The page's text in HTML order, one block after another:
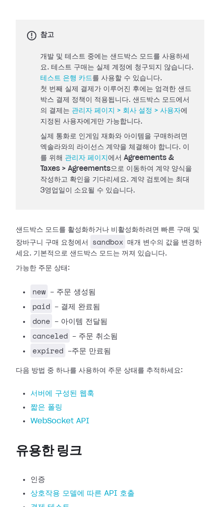
참고
개발 및 테스트 중에는 샌드박스 모드를 사용하세
요. 테스트 구매는 실제 계정에 청구되지 않습니다.
테스트 은행 카드를 사용할 수 있습니다.
첫 번째 실제 결제가 이루어진 후에는 엄격한 샌드
박스 결제 정책이 적용됩니다. 샌드박스 모드에서
의 결제는 관리자 페이지 > 회사 설정 > 사용자에
지정된 사용자에게만 가능합니다.
실제 통화로 인게임 재화와 아이템을 구매하려면
엑솔라와의 라이선스 계약을 체결해야 합니다. 이
를 위해 관리자 페이지 에서 Agreements &
Taxes > Agreements으로 이동하여 계약 양식을
작성하고 확인을 기다리세요. 계약 검토에는 최대
3영업일이 소요될 수 있습니다.
샌드박스 모드를 활성화하거나 비활성화하려면 빠른 구매 및
장바구니 구매 요청에서
sandbox
매개 변수의 값을 변경하
세요. 기본적으로 샌드박스 모드는 꺼져 있습니다.
가능한 주문 상태:
new - 주문 생성됨
paid - 결제 완료됨
done - 아이템 전달됨
canceled - 주문 취소됨
expired -주문 만료됨
다음 방법 중 하나를 사용하여 주문 상태를 추적하세요:
서버에 구성된 웹훅
짧은 폴링
WebSocket API
유용한 링크
인증
상호작용 모델에 따른 API 호출